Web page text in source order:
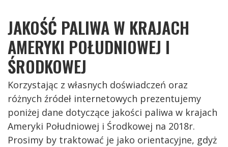
JAKOŚĆ PALIWA W KRAJACH
AMERYKI POŁUDNIOWEJ I
ŚRODKOWEJ
Korzystając z własnych doświadczeń oraz
różnych źródeł internetowych prezentujemy
poniżej dane dotyczące jakości paliwa w krajach
Ameryki Południowej i Środkowej na 2018r.
Prosimy by traktować je jako orientacyjne, gdyż